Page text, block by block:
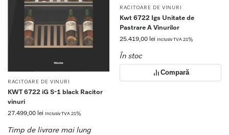
RACITOARE DE VINURI
KWT 6722 iG S-1 black Racitor
vinuri
27.499,00 lei Inclusiv TVA 21%
Timp de livrare mai lung
RACITOARE DE VINURI
Kwt 6722 Igs Unitate de
Pastrare A Vinurilor
25.419,00 lei Inclusiv TVA 21%
În stoc
Compară